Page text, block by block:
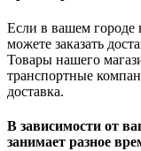
Если в вашем городе
можете заказать
Товары нашего
транспортные
доставка.
В зависимости от
занимает разное